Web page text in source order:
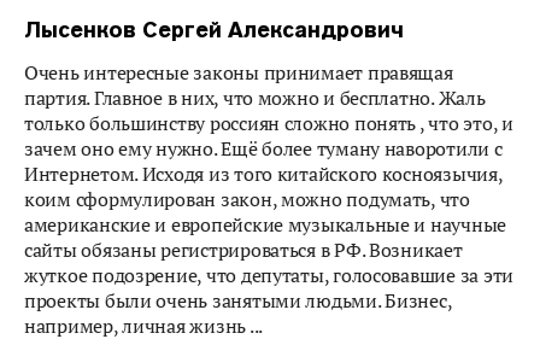
Лысенков Сергей Александрович
Очень интересные законы принимает правящая
партия. Главное в них, что можно и бесплатно. Жаль
только большинству россиян сложно понять , что это, и
зачем оно ему нужно. Ещё более туману наворотили с
Интернетом. Исходя из того китайского косноязычия,
коим сформулирован закон, можно подумать, что
американские и европейские музыкальные и научные
сайты обязаны регистрироваться в РФ. Возникает
жуткое подозрение, что депутаты, голосовавшие за эти
проекты были очень занятыми людьми. Бизнес,
например, личная жизнь ...